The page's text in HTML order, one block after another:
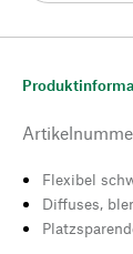
Flexibel
Diffuses,